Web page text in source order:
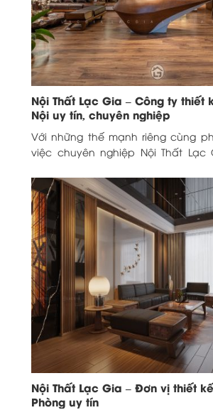
Nội Thất Lạc Gia – Công ty thiết
Nội uy tín, chuyên nghiệp
Với những thế mạnh riêng cùng
việc chuyên nghiệp Nội Thất Lạc
Nội Thất Lạc Gia – Đơn vị thiết
Phòng uy tín